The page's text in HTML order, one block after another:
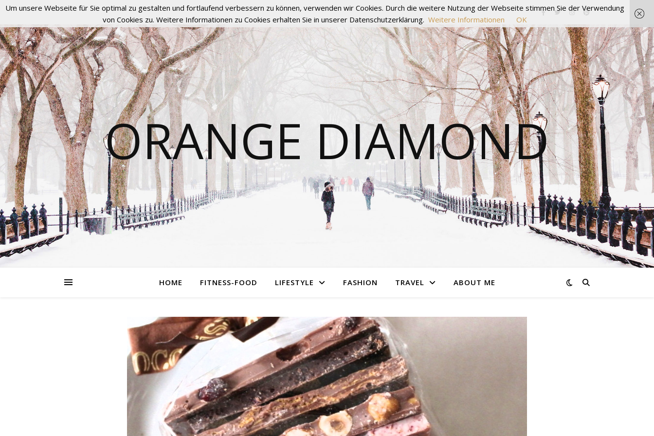
ORANGE DIAMOND
HOME FITNESS-FOOD LIFESTYLE FASHION TRAVEL ABOUT ME
Um unsere Webseite für Sie optimal zu gestalten und fortlaufend verbessern zu können, verwenden wir Cookies. Durch die weitere Nutzung der Webseite stimmen Sie der Verwendung
von Cookies zu. Weitere Informationen zu Cookies erhalten Sie in unserer Datenschutzerklärung. Weitere Informationen OK